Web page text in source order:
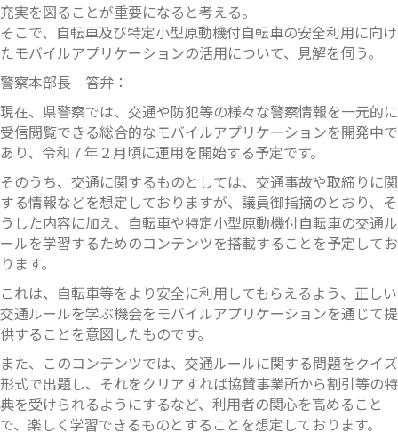
充実を図ることが重要になると考える。
そこで、自転車及び特定小型原動機付自転車の安全利用に向け
たモバイルアプリケーションの活用について、見解を伺う。
警察本部長 答弁：
現在、県警察では、交通や防犯等の様々な警察情報を一元的に
受信閲覧できる総合的なモバイルアプリケーションを開発中で
あり、令和７年２月頃に運用を開始する予定です。
そのうち、交通に関するものとしては、交通事故や取締りに関
する情報などを想定しておりますが、議員御指摘のとおり、そ
うした内容に加え、自転車や特定小型原動機付自転車の交通ル
ールを学習するためのコンテンツを搭載することを予定してお
ります。
これは、自転車等をより安全に利用してもらえるよう、正しい
交通ルールを学ぶ機会をモバイルアプリケーションを通じて提
供することを意図したものです。
また、このコンテンツでは、交通ルールに関する問題をクイズ
形式で出題し、それをクリアすれば協賛事業所から割引等の特
典を受けられるようにするなど、利用者の関心を高めること
で、楽しく学習できるものとすることを想定しております。